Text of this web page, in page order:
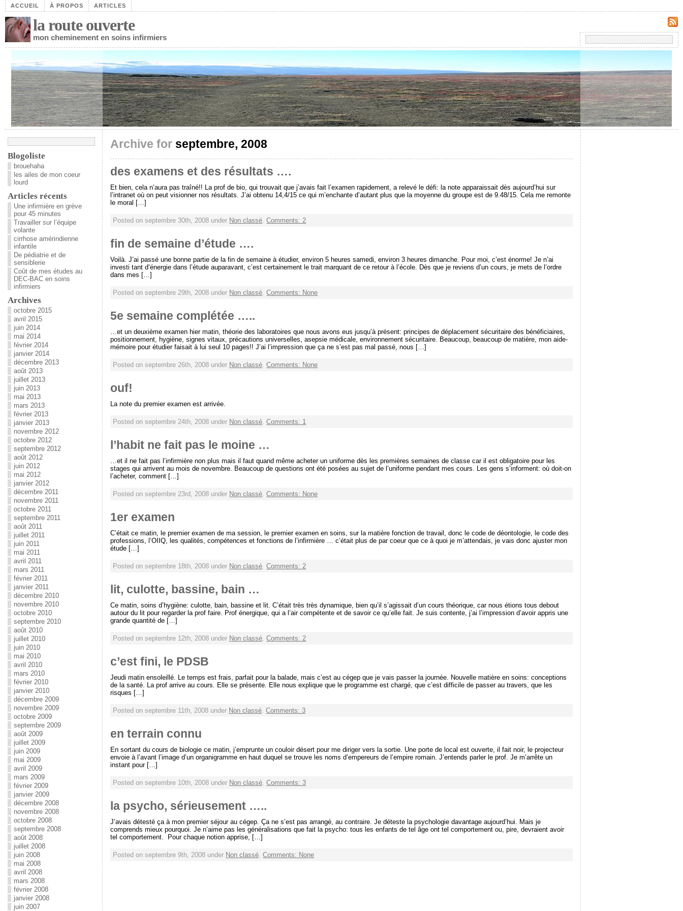
ACCUEIL À PROPOS ARTICLES
la route ouverte
mon cheminement en soins infirmiers
Archive for septembre, 2008
des examens et des résultats ….
Et bien, cela n’aura pas traîné!! La prof de bio, qui trouvait que j’avais fait l’examen rapidement, a relevé le défi: la note apparaissait dès aujourd’hui sur
l’intranet où on peut visionner nos résultats. J’ai obtenu 14,4/15 ce qui m’enchante d’autant plus que la moyenne du groupe est de 9.48/15. Cela me remonte
le moral […]
Posted on septembre 30th, 2008 under Non classé.Comments: 2
fin de semaine d’étude ….
Voilà. J’ai passé une bonne partie de la fin de semaine à étudier, environ 5 heures samedi, environ 3 heures dimanche. Pour moi, c’est énorme! Je n’ai
investi tant d’énergie dans l’étude auparavant, c’est certainement le trait marquant de ce retour à l’école. Dès que je reviens d’un cours, je mets de l’ordre
dans mes […]
Posted on septembre 29th, 2008 under Non classé.Comments: None
5e semaine complétée …..
…et un deuxième examen hier matin, théorie des laboratoires que nous avons eus jusqu’à présent: principes de déplacement sécuritaire des bénéficiaires,
positionnement, hygiène, signes vitaux, précautions universelles, asepsie médicale, environnement sécuritaire. Beaucoup, beaucoup de matière, mon aide-
mémoire pour étudier faisait à lui seul 10 pages!! J’ai l’impression que ça ne s’est pas mal passé, nous […]
Posted on septembre 26th, 2008 under Non classé.Comments: None
ouf!
La note du premier examen est arrivée.
Posted on septembre 24th, 2008 under Non classé.Comments: 1
l’habit ne fait pas le moine …
…et il ne fait pas l’infirmière non plus mais il faut quand même acheter un uniforme dès les premières semaines de classe car il est obligatoire pour les
stages qui arrivent au mois de novembre. Beaucoup de questions ont été posées au sujet de l’uniforme pendant mes cours. Les gens s’informent: où doit-on
l’acheter, comment […]
Posted on septembre 23rd, 2008 under Non classé.Comments: None
1er examen
C’était ce matin, le premier examen de ma session, le premier examen en soins, sur la matière fonction de travail, donc le code de déontologie, le code des
professions, l’OIIQ, les qualités, compétences et fonctions de l’infirmière … c’était plus de par coeur que ce à quoi je m’attendais, je vais donc ajuster mon
étude […]
Posted on septembre 18th, 2008 under Non classé.Comments: 2
lit, culotte, bassine, bain …
Ce matin, soins d’hygiène: culotte, bain, bassine et lit. C’était très très dynamique, bien qu’il s’agissait d’un cours théorique, car nous étions tous debout
autour du lit pour regarder la prof faire. Prof énergique, qui a l’air compétente et de savoir ce qu’elle fait. Je suis contente, j’ai l’impression d’avoir appris une
grande quantité de […]
Posted on septembre 12th, 2008 under Non classé.Comments: 2
c’est fini, le PDSB
Jeudi matin ensoleillé. Le temps est frais, parfait pour la balade, mais c’est au cégep que je vais passer la journée. Nouvelle matière en soins: conceptions
de la santé. La prof arrive au cours. Elle se présente. Elle nous explique que le programme est chargé, que c’est difficile de passer au travers, que les
risques […]
Posted on septembre 11th, 2008 under Non classé.Comments: 3
en terrain connu
En sortant du cours de biologie ce matin, j’emprunte un couloir désert pour me diriger vers la sortie. Une porte de local est ouverte, il fait noir, le projecteur
envoie à l’avant l’image d’un organigramme en haut duquel se trouve les noms d’empereurs de l’empire romain. J’entends parler le prof. Je m’arrête un
instant pour […]
Posted on septembre 10th, 2008 under Non classé.Comments: 3
la psycho, sérieusement …..
J’avais détesté ça à mon premier séjour au cégep. Ça ne s’est pas arrangé, au contraire. Je déteste la psychologie davantage aujourd’hui. Mais je
comprends mieux pourquoi. Je n’aime pas les généralisations que fait la psycho: tous les enfants de tel âge ont tel comportement ou, pire, devraient avoir
tel comportement. Pour chaque notion apprise, […]
Posted on septembre 9th, 2008 under Non classé.Comments: None
Blogoliste
brouehaha
les ailes de mon coeur
lourd
Articles récents
Une infirmière en grève
pour 45 minutes
Travailler sur l’équipe
volante
cirrhose amérindienne
infantile
De pédiatrie et de
sensiblerie
Coût de mes études au
DEC-BAC en soins
infirmiers
Archives
octobre 2015
avril 2015
juin 2014
mai 2014
février 2014
janvier 2014
décembre 2013
août 2013
juillet 2013
juin 2013
mai 2013
mars 2013
février 2013
janvier 2013
novembre 2012
octobre 2012
septembre 2012
août 2012
juin 2012
mai 2012
janvier 2012
décembre 2011
novembre 2011
octobre 2011
septembre 2011
août 2011
juillet 2011
juin 2011
mai 2011
avril 2011
mars 2011
février 2011
janvier 2011
décembre 2010
novembre 2010
octobre 2010
septembre 2010
août 2010
juillet 2010
juin 2010
mai 2010
avril 2010
mars 2010
février 2010
janvier 2010
décembre 2009
novembre 2009
octobre 2009
septembre 2009
août 2009
juillet 2009
juin 2009
mai 2009
avril 2009
mars 2009
février 2009
janvier 2009
décembre 2008
novembre 2008
octobre 2008
septembre 2008
août 2008
juillet 2008
juin 2008
mai 2008
avril 2008
mars 2008
février 2008
janvier 2008
juin 2007